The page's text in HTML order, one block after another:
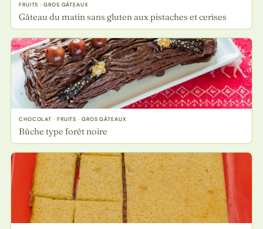
FRUITS · GROS GÂTEAUX
Gâteau du matin sans gluten aux pistaches et cerises
CHOCOLAT · FRUITS · GROS GÂTEAUX
Bûche type forêt noire